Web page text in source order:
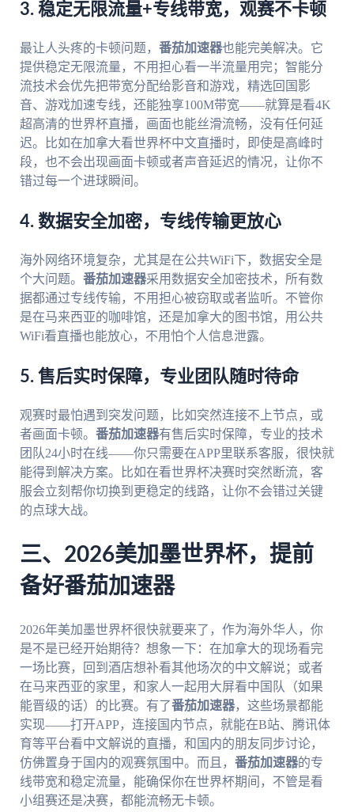
3. 稳定无限流量+专线带宽，观赛不卡顿
最让人头疼的卡顿问题， 番茄加速器也能完美解决。它
提供稳定无限流量，不用担心看一半流量用完；智能分
流技术会优先把带宽分配给影音和游戏，精选回国影
音、游戏加速专线，还能独享100M带宽——就算是看4K
超高清的世界杯直播，画面也能丝滑流畅，没有任何延
迟。比如在加拿大看世界杯中文直播时，即使是高峰时
段，也不会出现画面卡顿或者声音延迟的情况，让你不
错过每一个进球瞬间。
4. 数据安全加密，专线传输更放心
海外网络环境复杂，尤其是在公共WiFi下，数据安全是
个大问题。 番茄加速器采用数据安全加密技术，所有数
据都通过专线传输，不用担心被窃取或者监听。不管你
是在马来西亚的咖啡馆，还是加拿大的图书馆，用公共
WiFi看直播也能放心，不用怕个人信息泄露。
5. 售后实时保障，专业团队随时待命
观赛时最怕遇到突发问题，比如突然连接不上节点，或
者画面卡顿。 番茄加速器有售后实时保障，专业的技术
团队24小时在线——你只需要在APP里联系客服，很快就
能得到解决方案。比如在看世界杯决赛时突然断流，客
服会立刻帮你切换到更稳定的线路，让你不会错过关键
的点球大战。
三、2026美加墨世界杯，提前
备好番茄加速器
2026年美加墨世界杯很快就要来了，作为海外华人，你
是不是已经开始期待？想象一下：在加拿大的现场看完
一场比赛，回到酒店想补看其他场次的中文解说；或者
在马来西亚的家里，和家人一起用大屏看中国队（如果
能晋级的话）的比赛。有了番茄加速器，这些场景都能
实现——打开APP，连接国内节点，就能在B站、腾讯体
育等平台看中文解说的直播，和国内的朋友同步讨论，
仿佛置身于国内的观赛氛围中。而且， 番茄加速器的专
线带宽和稳定流量，能确保你在世界杯期间，不管是看
小组赛还是决赛，都能流畅无卡顿。